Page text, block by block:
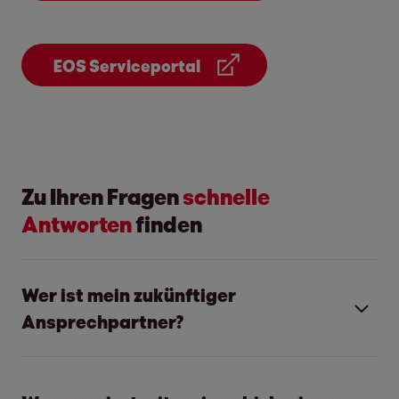
EOS Serviceportal
Zu Ihren Fragenschnelle
Antwortenfinden
Wer ist mein zukünftiger
Ansprechpartner?